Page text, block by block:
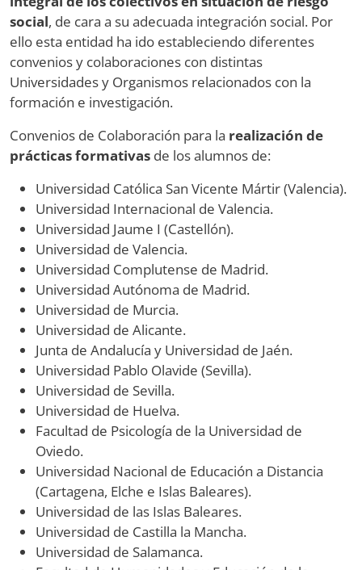
social, de cara a su adecuada integración social. Por
ello esta entidad ha ido estableciendo diferentes
convenios y colaboraciones con distintas
Universidades y Organismos relacionados con la
formación e investigación.
Convenios de Colaboración para la realización de
prácticas formativas de los alumnos de:
Universidad Católica San Vicente Mártir (Valencia).
Universidad Internacional de Valencia.
Universidad Jaume I (Castellón).
Universidad de Valencia.
Universidad Complutense de Madrid.
Universidad Autónoma de Madrid.
Universidad de Murcia.
Universidad de Alicante.
Junta de Andalucía y Universidad de Jaén.
Universidad Pablo Olavide (Sevilla).
Universidad de Sevilla.
Universidad de Huelva.
Facultad de Psicología de la Universidad de
Oviedo.
Universidad Nacional de Educación a Distancia
(Cartagena, Elche e Islas Baleares).
Universidad de las Islas Baleares.
Universidad de Castilla la Mancha.
Universidad de Salamanca.